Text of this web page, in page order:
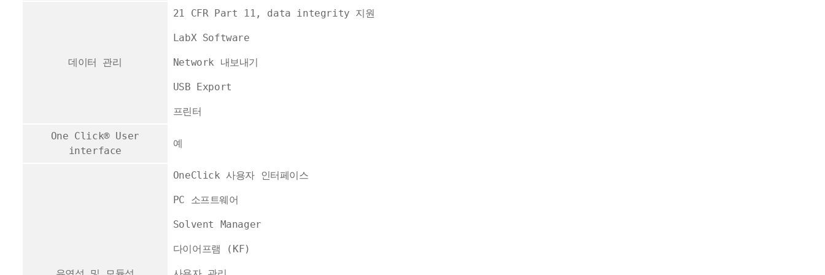
데이터 관리
21 CFR Part 11, data integrity 지원
LabX Software
Network 내보내기
USB Export
프린터
One Click® User
interface
예
OneClick 사용자 인터페이스
PC 소프트웨어
Solvent Manager
다이어프램 (KF)